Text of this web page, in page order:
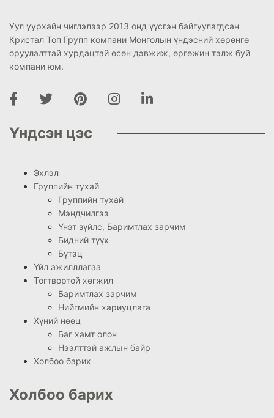
Уул уурхайн чиглэлээр 2013 онд үүсгэн байгуулагдсан
Кристал Топ Групп компани Монголын үндэсний хөрөнгө
оруулалттай хурдацтай өсөн дэвжиж, өргөжин тэлж буй
компани юм.
Үндсэн цэс
Эхлэл
Группийн тухай
Группийн тухай
Мэндчилгээ
Үнэт зүйлс, Баримтлах зарчим
Бидний түүх
Бүтэц
Үйл ажилллагаа
Тогтвортой хөгжил
Баримтлах зарчим
Нийгмийн хариуцлага
Хүний нөөц
Баг хамт олон
Нээлттэй ажлын байр
Холбоо барих
Холбоо барих